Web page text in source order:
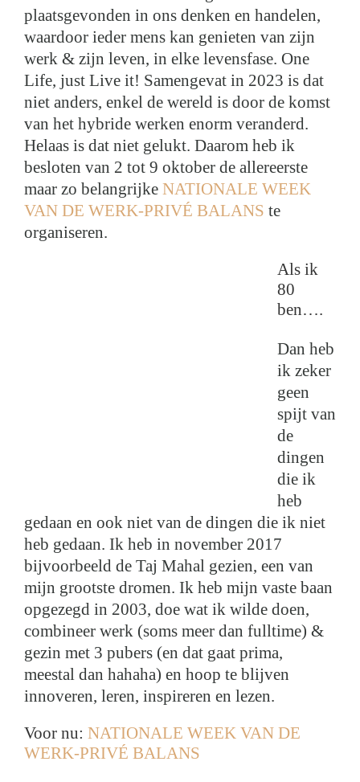
plaatsgevonden in ons denken en handelen,
waardoor ieder mens kan genieten van zijn
werk & zijn leven, in elke levensfase. One
Life, just Live it! Samengevat in 2023 is dat
niet anders, enkel de wereld is door de komst
van het hybride werken enorm veranderd.
Helaas is dat niet gelukt. Daarom heb ik
besloten van 2 tot 9 oktober de allereerste
maar zo belangrijke NATIONALE WEEK
VAN DE WERK-PRIVÉ BALANS te
organiseren.
Als ik
80
ben….
Dan heb
ik zeker
geen
spijt van
de
dingen
die ik
heb
gedaan en ook niet van de dingen die ik niet
heb gedaan. Ik heb in november 2017
bijvoorbeeld de Taj Mahal gezien, een van
mijn grootste dromen. Ik heb mijn vaste baan
opgezegd in 2003, doe wat ik wilde doen,
combineer werk (soms meer dan fulltime) &
gezin met 3 pubers (en dat gaat prima,
meestal dan hahaha) en hoop te blijven
innoveren, leren, inspireren en lezen.
Voor nu: NATIONALE WEEK VAN DE
WERK-PRIVÉ BALANS